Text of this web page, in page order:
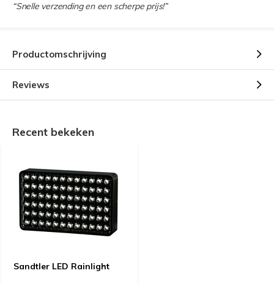
“Snelle verzending en een scherpe prijs!”
Productomschrijving
Reviews
Recent bekeken
Sandtler LED Rainlight